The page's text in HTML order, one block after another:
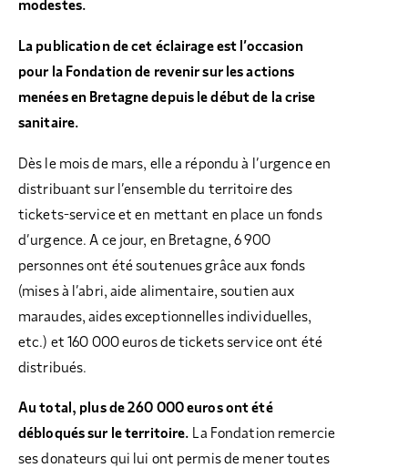
modestes.
La publication de cet éclairage est l’occasion
pour la Fondation de revenir sur les actions
menées en Bretagne depuis le début de la crise
sanitaire.
Dès le mois de mars, elle a répondu à l’urgence en
distribuant sur l’ensemble du territoire des
tickets-service et en mettant en place un fonds
d’urgence. A ce jour, en Bretagne, 6 900
personnes ont été soutenues grâce aux fonds
(mises à l’abri, aide alimentaire, soutien aux
maraudes, aides exceptionnelles individuelles,
etc.) et 160 000 euros de tickets service ont été
distribués.
Au total, plus de 260 000 euros ont été
débloqués sur le territoire. La Fondation remercie
ses donateurs qui lui ont permis de mener toutes